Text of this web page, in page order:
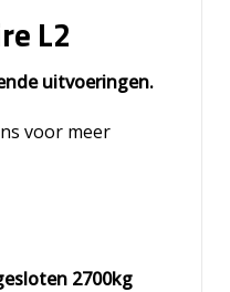
L2
uitvoeringen.
voor meer
2700kg